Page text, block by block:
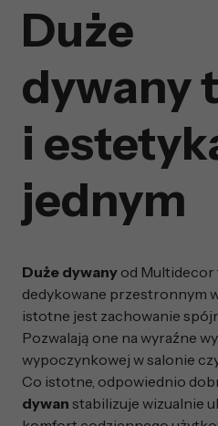
Duże
dywany
i
jednym
Duże dywany od Multidecor
dedykowane przestronnym
istotne jest zachowanie
Pozwalają one na wyraźne
wypoczynkowej w salonie
Co istotne, odpowiednio
dywan stabilizuje wizualnie